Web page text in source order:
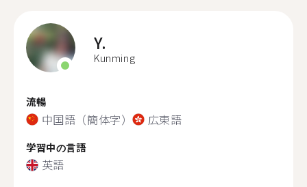
Y.
Kunming
流暢
中国語（簡体字） 広東語
学習中の言語
英語